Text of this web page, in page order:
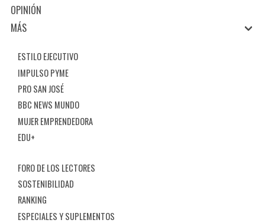
OPINIÓN
MÁS
ESTILO EJECUTIVO
IMPULSO PYME
PRO SAN JOSÉ
BBC NEWS MUNDO
MUJER EMPRENDEDORA
EDU+
FORO DE LOS LECTORES
SOSTENIBILIDAD
RANKING
ESPECIALES Y SUPLEMENTOS